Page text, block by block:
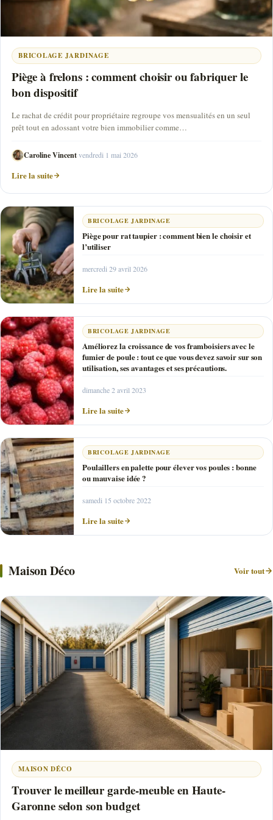
BRICOLAGE JARDINAGE
Piège à frelons : comment choisir ou fabriquer le
bon dispositif
Le rachat de crédit pour propriétaire regroupe vos mensualités en un seul
prêt tout en adossant votre bien immobilier comme…
Caroline Vincent·vendredi 1 mai 2026
Lire la suite
BRICOLAGE JARDINAGE
Piège pour rat taupier : comment bien le choisir et
l’utiliser
mercredi 29 avril 2026
Lire la suite
BRICOLAGE JARDINAGE
Améliorez la croissance de vos framboisiers avec le
fumier de poule : tout ce que vous devez savoir sur son
utilisation, ses avantages et ses précautions.
dimanche 2 avril 2023
Lire la suite
BRICOLAGE JARDINAGE
Poulaillers en palette pour élever vos poules : bonne
ou mauvaise idée ?
samedi 15 octobre 2022
Lire la suite
Maison Déco Voir tout
MAISON DÉCO
Trouver le meilleur garde-meuble en Haute-
Garonne selon son budget